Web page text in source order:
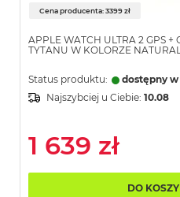
r
w
i
z
n
s
z
r
Cena producenta: 3399 zł
APPLE WATCH ULTRA 2 GPS
TYTANU W KOLORZE
Status produktu:
dostępny
Najszybciej u Ciebie: 10.08
1 639 zł
DO